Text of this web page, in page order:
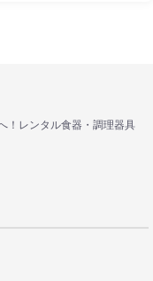
！レンタル食器・調理器具